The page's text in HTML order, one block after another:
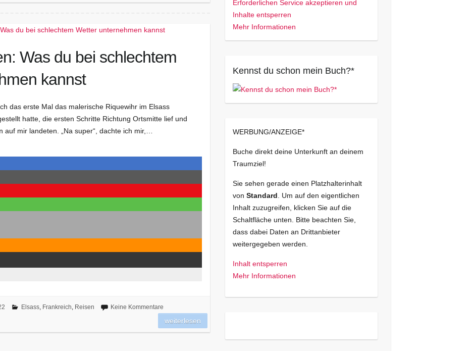
Was du bei schlechtem
kannst
das erste Mal das malerische Riquewihr im Elsass
hatte, die ersten Schritte Richtung Ortsmitte lief und
mir landeten. „Na super“, dachte ich mir,…
Elsass, Frankreich, Reisen Keine Kommentare
weiterlesen
Erforderlichen Service akzeptieren und
Inhalte entsperren
Mehr Informationen
Kennst du schon mein Buch?*
WERBUNG/ANZEIGE*
Buche direkt deine Unterkunft an deinem
Traumziel!
Sie sehen gerade einen Platzhalterinhalt
von Standard . Um auf den eigentlichen
Inhalt zuzugreifen, klicken Sie auf die
Schaltfläche unten. Bitte beachten Sie,
dass dabei Daten an Drittanbieter
weitergegeben werden.
Inhalt entsperren
Mehr Informationen